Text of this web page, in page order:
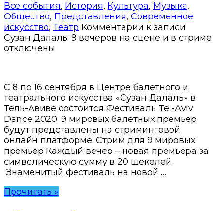
Все события, История, Культура, Музыка,
Общество, Представления, Современное
искусство, Театр Комментарии к записи
Сузан Далаль: 9 вечеров на сцене и в стриме
отключены
C 8 по 16 сентября в Центре балетного и
театрального искусства «Сузан Далаль» в
Тель-Авиве состоится Фестиваль Tel-Aviv
Dance 2020. 9 мировых балетных премьер
будут представлены на стриминговой
онлайн платформе. Стрим для 9 мировых
премьер Каждый вечер – новая премьера за
символическую сумму в 20 шекелей.
Знаменитый фестиваль на новой …
Прочитать »